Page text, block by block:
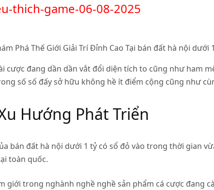
thich-game-06-08-2025
cược đang dần dần vắt đổi diện tích to cũng như ham
số số đấy sở hữu không hề ít điểm cộng cũng như
Hướng Phát Triển
bán đất hà nội dưới 1 tỷ có sổ đỏ vào trong thời gian
toàn quốc.
giới trong nghành nghề nghề sản phẩm cá cược đang